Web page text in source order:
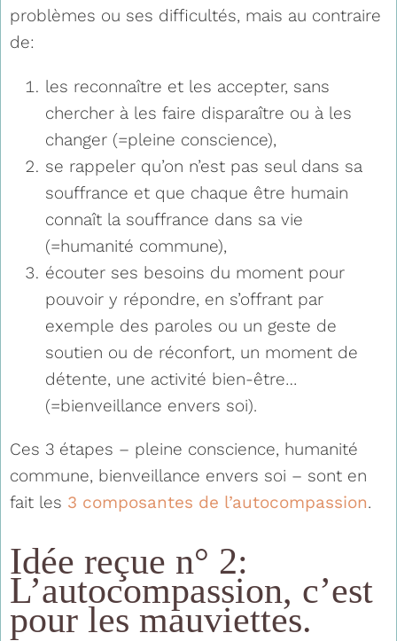
problèmes ou ses difficultés, mais au contraire
de:
les reconnaître et les accepter, sans
chercher à les faire disparaître ou à les
changer (=pleine conscience),
se rappeler qu’on n’est pas seul dans sa
souffrance et que chaque être humain
connaît la souffrance dans sa vie
(=humanité commune),
écouter ses besoins du moment pour
pouvoir y répondre, en s’offrant par
exemple des paroles ou un geste de
soutien ou de réconfort, un moment de
détente, une activité bien-être…
(=bienveillance envers soi).
Ces 3 étapes – pleine conscience, humanité
commune, bienveillance envers soi – sont en
fait les 3 composantes de l’autocompassion.
Idée reçue n° 2:
L’autocompassion, c’est
pour les mauviettes.